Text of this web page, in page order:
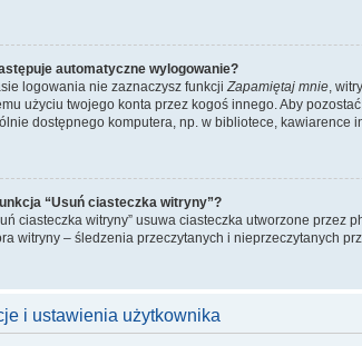
automatyczne wylogowanie?
logowania nie zaznaczysz funkcji Zapamiętaj mnie ,
użyciu twojego konta przez kogoś innego. Aby
dostępnego komputera, np. w bibliotece, kawiarence
“Usuń ciasteczka witryny”?
ciasteczka witryny” usuwa ciasteczka utworzone przez
witryny – śledzenia przeczytanych i nieprzeczytanych
i ustawienia użytkownika